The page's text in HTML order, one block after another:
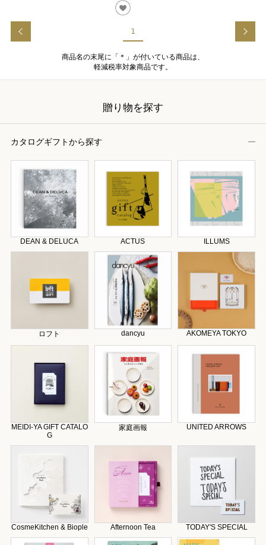
1
商品名の末尾に「＊」が付いている商品は、
軽減税率対象商品です。
贈り物を探す
カタログギフトから探す
DEAN & DELUCA ACTUS ILLUMS
ロフト dancyu AKOMEYA TOKYO
MEIDI-YA GIFT CATALO
G
家庭画報 UNITED ARROWS
CosmeKitchen & Biople Afternoon Tea TODAY'S SPECIAL